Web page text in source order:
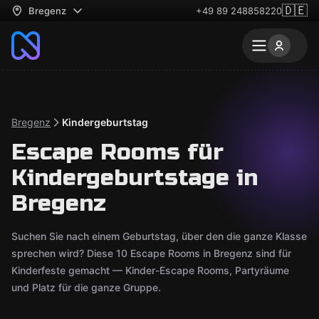
Bregenz +49 89 248858220🇩🇪
Bregenz Kindergeburtstag
Escape Rooms für
Kindergeburtstage in
Bregenz
Suchen Sie nach einem Geburtstag, über den die ganze Klasse
sprechen wird? Diese 10 Escape Rooms in Bregenz sind für
Kinderfeste gemacht — Kinder-Escape Rooms, Partyräume
und Platz für die ganze Gruppe.